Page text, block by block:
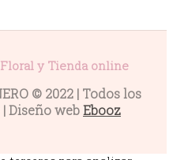
y Tienda online
© 2022 | Todos los
Diseño webEbooz